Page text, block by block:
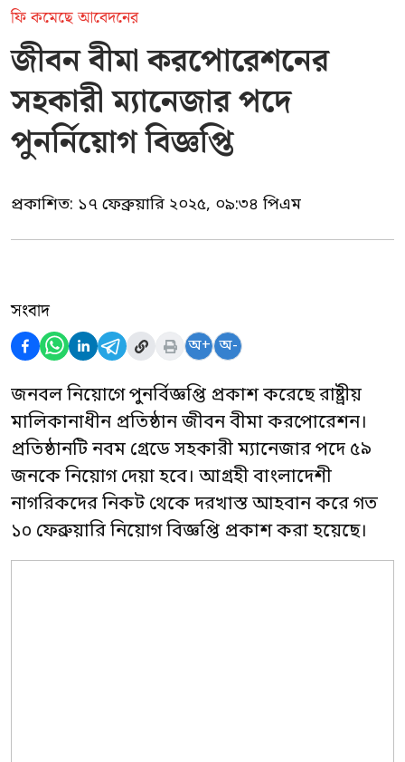
ফি কমেছে আবেদনের
জীবন বীমা করপোরেশনের
সহকারী ম্যানেজার পদে
পুনর্নিয়োগ বিজ্ঞপ্তি
প্রকাশিত: ১৭ ফেব্রুয়ারি ২০২৫, ০৯:৩৪ পিএম
সংবাদ
অ+ অ-
জনবল নিয়োগে পুনর্বিজ্ঞপ্তি প্রকাশ করেছে রাষ্ট্রীয়
মালিকানাধীন প্রতিষ্ঠান জীবন বীমা করপোরেশন।
প্রতিষ্ঠানটি নবম গ্রেডে সহকারী ম্যানেজার পদে ৫৯
জনকে নিয়োগ দেয়া হবে। আগ্রহী বাংলাদেশী
নাগরিকদের নিকট থেকে দরখাস্ত আহবান করে গত
১০ ফেব্রুয়ারি নিয়োগ বিজ্ঞপ্তি প্রকাশ করা হয়েছে।